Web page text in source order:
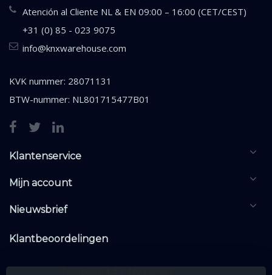
Atención al Cliente NL & EN 09:00 – 16:00 (CET/CEST)
+31 (0) 85 - 023 9075
info@knxwarehouse.com
KVK nummer: 28071131
BTW-nummer: NL801715477B01
Klantenservice
Mijn account
Nieuwsbrief
Klantbeoordelingen